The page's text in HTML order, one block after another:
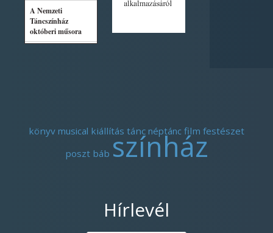
könyv musical kiállítás tánc néptánc film festészet
poszt báb színház
Hírlevél